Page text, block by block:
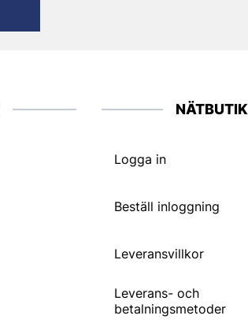
NÄTBUTIK
Logga in
Beställ inloggning
Leveransvillkor
Leverans- och
betalningsmetoder